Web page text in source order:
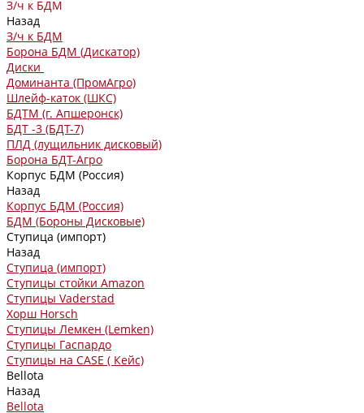
З/ч к БДМ
Назад
З/ч к БДМ
Борона БДМ (Дискатор)
Диски
Доминанта (ПромАгро)
Шлейф-каток (ШКС)
БДТМ (г. Апшеронск)
БДТ -3 (БДТ-7)
ПЛД (лущильник дисковый)
Борона БДТ-Агро
Корпус БДМ (Россия)
Назад
Корпус БДМ (Россия)
БДМ (Бороны Дисковые)
Ступица (импорт)
Назад
Ступица (импорт)
Ступицы стойки Amazon
Ступицы Vaderstad
Хорш Horsch
Ступицы Лемкен (Lemken)
Ступицы Гаспардо
Ступицы на CASE ( Кейс)
Bellota
Назад
Bellota